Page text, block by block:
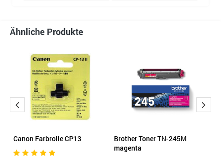
Ähnliche Produkte
Canon Farbrolle CP13
Brother Toner TN-245M
magenta